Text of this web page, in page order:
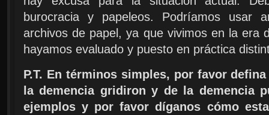
burocracia y papeleos. Podríamos usar
archivos de papel, ya que vivimos en la era
hayamos evaluado y puesto en práctica
P.T. En términos simples, por favor
la demencia gridiron y de la demencia
ejemplos y por favor díganos cómo